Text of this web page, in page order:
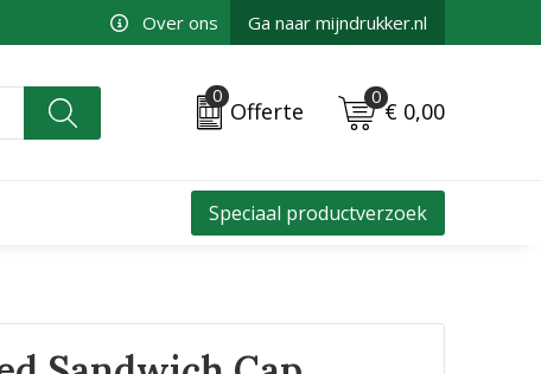
Over ons Ga naar mijndrukker.nl
0
Offerte
0
€ 0,00
Speciaal productverzoek